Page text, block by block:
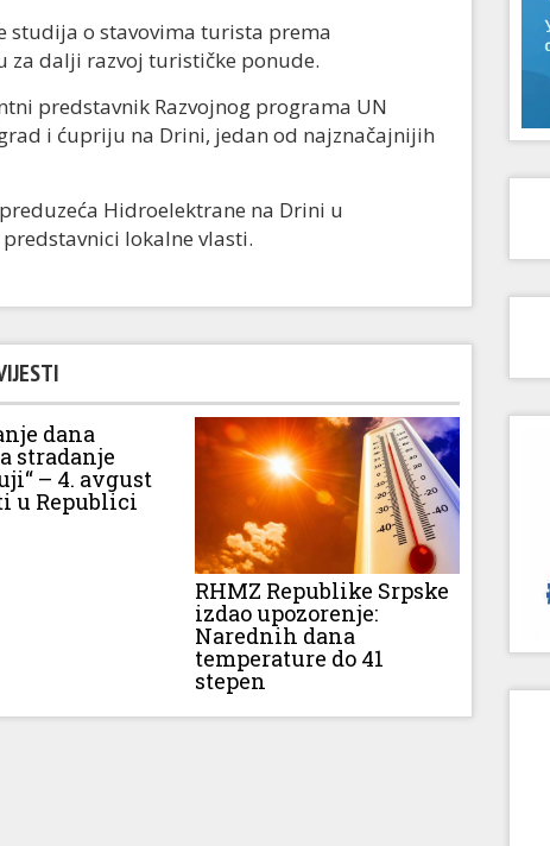
studija o stavovima turista prema
za dalji razvoj turističke ponude.
predstavnik Razvojnog programa UN
i ćupriju na Drini, jedan od najznačajnijih
Hidroelektrane na Drini u
lokalne vlasti.
dana
stradanje
– 4. avgust
u Republici
RHMZ Republike Srpske
izdao upozorenje:
Narednih dana
temperature do 41
stepen